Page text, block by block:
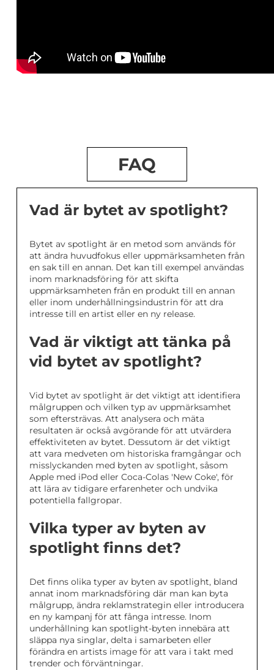
FAQ
Vad är bytet av spotlight?
Bytet av spotlight är en metod som används för
att ändra huvudfokus eller uppmärksamheten från
en sak till en annan. Det kan till exempel användas
inom marknadsföring för att skifta
uppmärksamheten från en produkt till en annan
eller inom underhållningsindustrin för att dra
intresse till en artist eller en ny release.
Vad är viktigt att tänka på
vid bytet av spotlight?
Vid bytet av spotlight är det viktigt att identifiera
målgruppen och vilken typ av uppmärksamhet
som eftersträvas. Att analysera och mäta
resultaten är också avgörande för att utvärdera
effektiviteten av bytet. Dessutom är det viktigt
att vara medveten om historiska framgångar och
misslyckanden med byten av spotlight, såsom
Apple med iPod eller Coca-Colas 'New Coke', för
att lära av tidigare erfarenheter och undvika
potentiella fallgropar.
Vilka typer av byten av
spotlight finns det?
Det finns olika typer av byten av spotlight, bland
annat inom marknadsföring där man kan byta
målgrupp, ändra reklamstrategin eller introducera
en ny kampanj för att fånga intresse. Inom
underhållning kan spotlight-byten innebära att
släppa nya singlar, delta i samarbeten eller
förändra en artists image för att vara i takt med
trender och förväntningar.